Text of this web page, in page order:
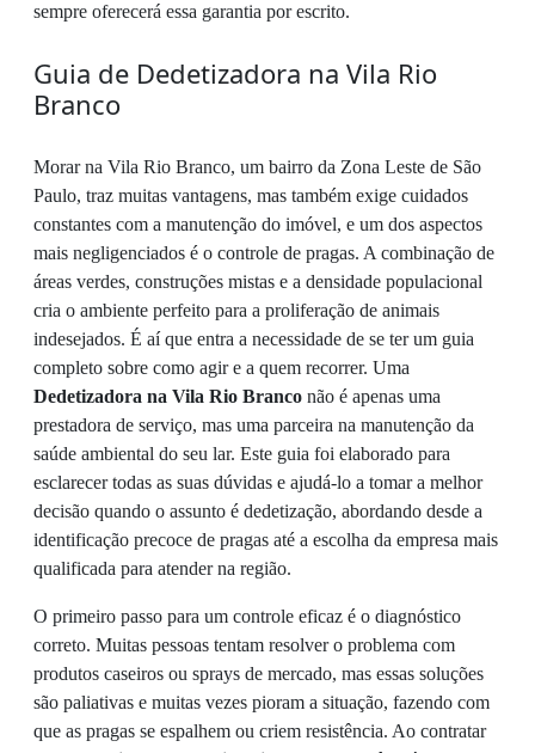
sempre oferecerá essa garantia por escrito.
Guia de Dedetizadora na Vila Rio
Branco
Morar na Vila Rio Branco, um bairro da Zona Leste de São
Paulo, traz muitas vantagens, mas também exige cuidados
constantes com a manutenção do imóvel, e um dos aspectos
mais negligenciados é o controle de pragas. A combinação de
áreas verdes, construções mistas e a densidade populacional
cria o ambiente perfeito para a proliferação de animais
indesejados. É aí que entra a necessidade de se ter um guia
completo sobre como agir e a quem recorrer. Uma
Dedetizadora na Vila Rio Branco não é apenas uma
prestadora de serviço, mas uma parceira na manutenção da
saúde ambiental do seu lar. Este guia foi elaborado para
esclarecer todas as suas dúvidas e ajudá-lo a tomar a melhor
decisão quando o assunto é dedetização, abordando desde a
identificação precoce de pragas até a escolha da empresa mais
qualificada para atender na região.
O primeiro passo para um controle eficaz é o diagnóstico
correto. Muitas pessoas tentam resolver o problema com
produtos caseiros ou sprays de mercado, mas essas soluções
são paliativas e muitas vezes pioram a situação, fazendo com
que as pragas se espalhem ou criem resistência. Ao contratar